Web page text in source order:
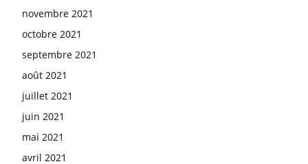
novembre 2021
octobre 2021
septembre 2021
août 2021
juillet 2021
juin 2021
mai 2021
avril 2021